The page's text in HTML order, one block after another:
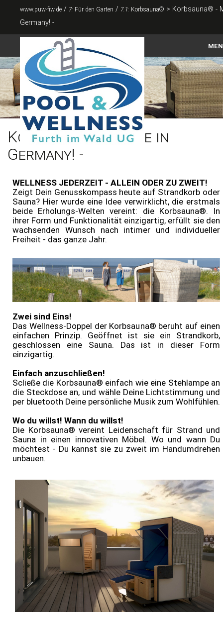
www.puw-fiw.de / 7: Für den Garten / 7.1: Korbsauna® > Korbsauna® -
Germany! -
Home
Pools
Abdeckungen
Zubehör
Whirlpool & Swimspa
Für den Garten
Kontakt
Onlineshop
Korbsauna®
Korbsauna® - Made in
Germany! -
WELLNESS JEDERZEIT - ALLEIN ODER ZU ZWEIT!
Zeigt Dein Genusskompass heute auf Strandkorb oder
Sauna? Hier wurde eine Idee verwirklicht, die erstmals
beide Erholungs-Welten vereint: die Korbsauna®. In
ihrer Form und Funktionalität einzigartig, erfüllt sie den
wachsenden Wunsch nach intimer und individueller
Freiheit - das ganze Jahr.
Zwei sind Eins!
Das Wellness-Doppel der Korbsauna® beruht auf einen
einfachen Prinzip. Geöffnet ist sie ein Strandkorb,
geschlossen eine Sauna. Das ist in dieser Form
einzigartig.
Einfach anzuschließen!
Scließe die Korbsauna® einfach wie eine Stehlampe an
die Steckdose an, und wähle Deine Lichtstimmung und
per bluetooth Deine persönliche Musik zum Wohlfühlen.
Wo du willst! Wann du willst!
Die Korbsauna® vereint Leidenschaft für Strand und
Sauna in einen innovativen Möbel. Wo und wann Du
möchtest - Du kannst sie zu zweit im Handumdrehen
unbauen.